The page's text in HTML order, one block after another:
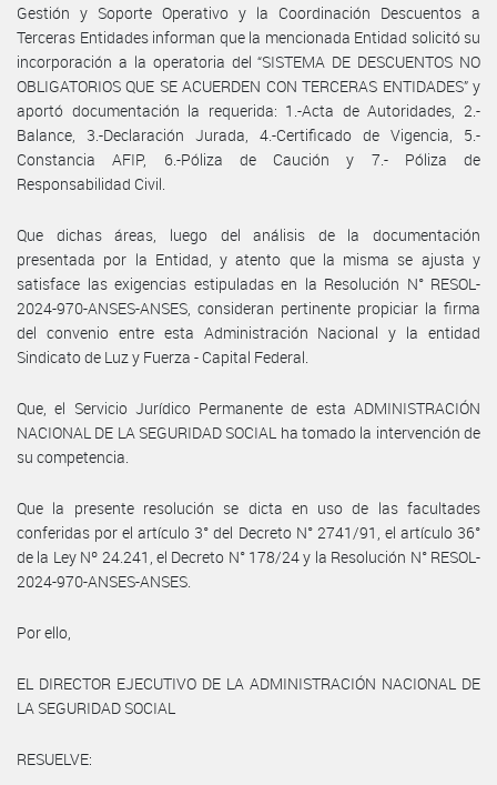
Gestión y Soporte Operativo y la Coordinación Descuentos a
Terceras Entidades informan que la mencionada Entidad solicitó su
incorporación a la operatoria del “SISTEMA DE DESCUENTOS NO
OBLIGATORIOS QUE SE ACUERDEN CON TERCERAS ENTIDADES” y
aportó documentación la requerida: 1.-Acta de Autoridades, 2.-
Balance, 3.-Declaración Jurada, 4.-Certificado de Vigencia, 5.-
Constancia AFIP, 6.-Póliza de Caución y 7.- Póliza de
Responsabilidad Civil.
Que dichas áreas, luego del análisis de la documentación
presentada por la Entidad, y atento que la misma se ajusta y
satisface las exigencias estipuladas en la Resolución N° RESOL-
2024-970-ANSES-ANSES, consideran pertinente propiciar la firma
del convenio entre esta Administración Nacional y la entidad
Sindicato de Luz y Fuerza - Capital Federal.
Que, el Servicio Jurídico Permanente de esta ADMINISTRACIÓN
NACIONAL DE LA SEGURIDAD SOCIAL ha tomado la intervención de
su competencia.
Que la presente resolución se dicta en uso de las facultades
conferidas por el artículo 3° del Decreto N° 2741/91, el artículo 36°
de la Ley Nº 24.241, el Decreto N° 178/24 y la Resolución N° RESOL-
2024-970-ANSES-ANSES.
Por ello,
EL DIRECTOR EJECUTIVO DE LA ADMINISTRACIÓN NACIONAL DE
LA SEGURIDAD SOCIAL
RESUELVE: